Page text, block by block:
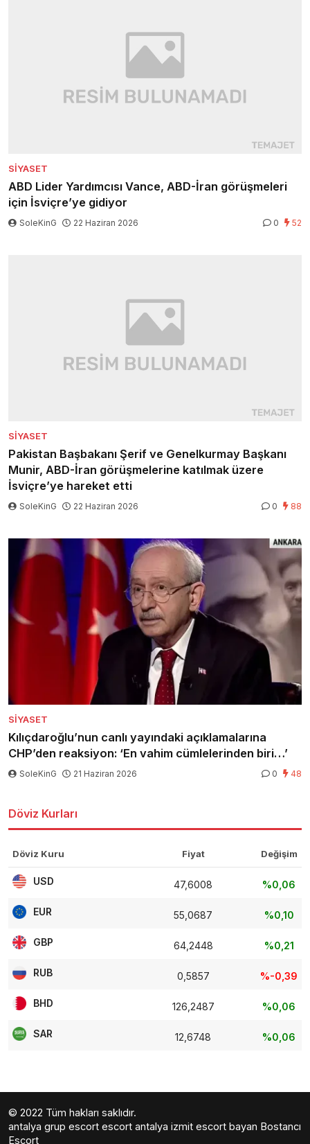
SIYASET
ABD Lider Yardımcısı Vance, ABD-İran görüşmeleri
için İsviçre’ye gidiyor
SoleKinG 22 Haziran 2026 0 52
SIYASET
Pakistan Başbakanı Şerif ve Genelkurmay Başkanı
Munir, ABD-İran görüşmelerine katılmak üzere
İsviçre’ye hareket etti
SoleKinG 22 Haziran 2026 0 88
SIYASET
Kılıçdaroğlu’nun canlı yayındaki açıklamalarına
CHP’den reaksiyon: ‘En vahim cümlelerinden biri…’
SoleKinG 21 Haziran 2026 0 48
Döviz Kurları
Döviz Kuru Fiyat Değişim
USD 47,6008 %0,06
EUR 55,0687 %0,10
GBP 64,2448 %0,21
RUB 0,5857 %-0,39
BHD 126,2487 %0,06
SAR 12,6748 %0,06
© 2022 Tüm hakları saklıdır.
antalya grup escort escort antalya izmit escort bayan Bostancı
Escort